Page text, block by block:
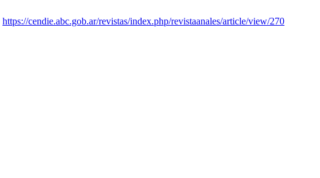
https://cendie.abc.gob.ar/revistas/index.php/revistaanales/article/view/270